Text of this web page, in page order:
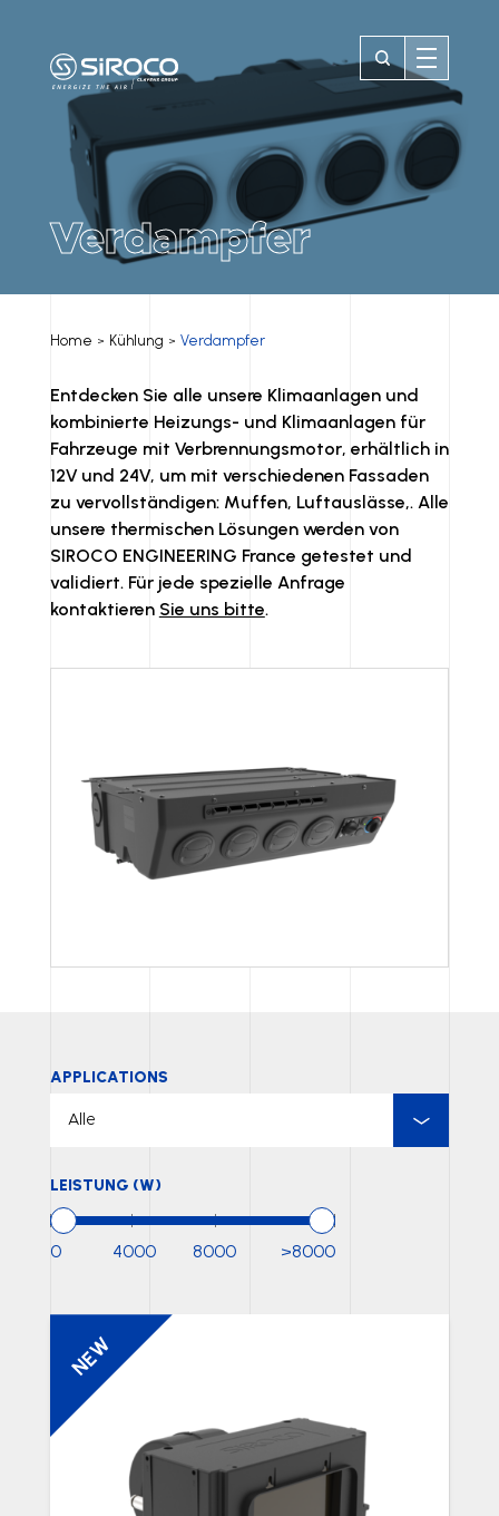
Verdampfer
Home > Kühlung > Verdampfer
Entdecken Sie alle unsere Klimaanlagen und
kombinierte Heizungs- und Klimaanlagen für
Fahrzeuge mit Verbrennungsmotor, erhältlich in
12V und 24V, um mit verschiedenen Fassaden
zu vervollständigen: Muffen, Luftauslässe,. Alle
unsere thermischen Lösungen werden von
SIROCO ENGINEERING France getestet und
validiert. Für jede spezielle Anfrage
kontaktieren Sie uns bitte.
APPLICATIONS
LEISTUNG (W)
0 4000 8000 >8000
NEW